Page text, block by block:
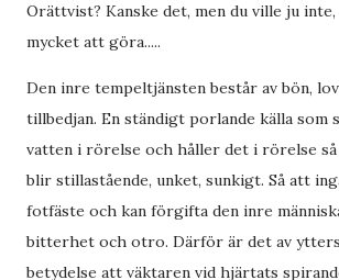
Orättvist? Kanske det, men du ville ju inte,
mycket att göra.....
Den inre tempeltjänsten består av bön,
tillbedjan. En ständigt porlande källa som
vatten i rörelse och håller det i rörelse
blir stillastående, unket, sunkigt. Så att
fotfäste och kan förgifta den inre
bitterhet och otro. Därför är det av
betydelse att väktaren vid hjärtats